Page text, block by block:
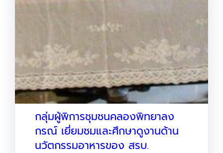
กลุ่มผู้พิการชุมชนคลองพิทยาลง
กรณ์ เยี่ยมชมและศึกษาดูงานด้าน
นวัตกรรมอาหารของ สรบ.